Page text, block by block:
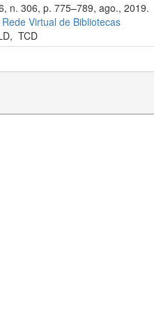
n. 306, p. 775–789, ago., 2019.
Rede Virtual de Bibliotecas
, TCD